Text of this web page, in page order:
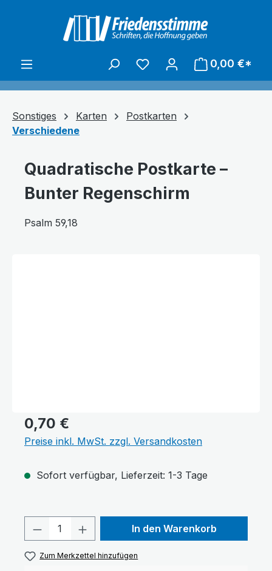
0,00 €*
Sonstiges Karten
Postkarten
Verschiedene
Quadratische Postkarte –
Bunter Regenschirm
Psalm 59,18
0,70 €
Preise inkl. MwSt. zzgl. Versandkosten
Sofort verfügbar, Lieferzeit: 1-3 Tage
Produkt Anzahl: Gib den
In den Warenkorb
Zum Merkzettel hinzufügen